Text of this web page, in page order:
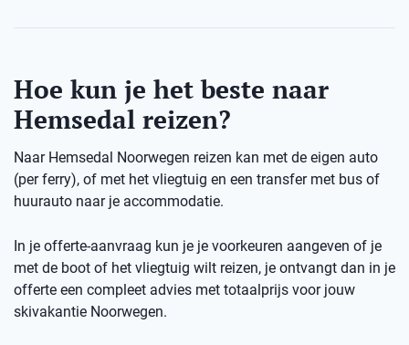
Hoe kun je het beste naar
Hemsedal reizen?
Naar Hemsedal Noorwegen reizen kan met de eigen auto
(per ferry), of met het vliegtuig en een transfer met bus of
huurauto naar je accommodatie.
In je offerte-aanvraag kun je je voorkeuren aangeven of je
met de boot of het vliegtuig wilt reizen, je ontvangt dan in je
offerte een compleet advies met totaalprijs voor jouw
skivakantie Noorwegen.